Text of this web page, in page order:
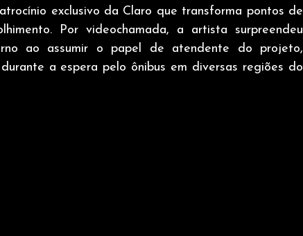
exclusivo da Claro que transforma pontos de
Por videochamada, a artista surpreendeu
ao assumir o papel de atendente do projeto,
a espera pelo ônibus em diversas regiões do